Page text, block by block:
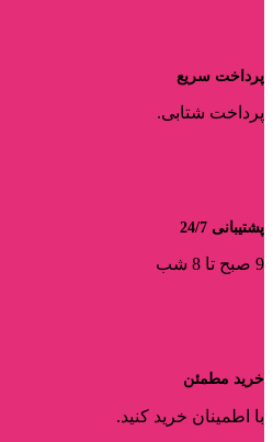
پرداخت سریع
پرداخت شتابی.
پشتیبانی 24/7
9 صبح تا 8 شب
خرید مطمئن
با اطمینان خرید کنید.